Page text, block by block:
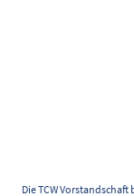
Die TCW